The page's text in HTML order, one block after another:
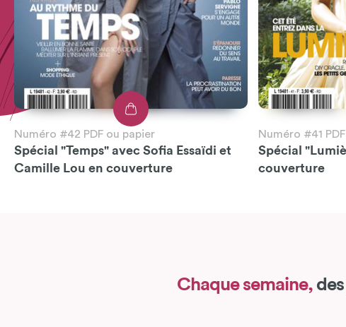
Numéro #42 PDF ou papier
Spécial "Temps" avec Sofia Essaïdi et
Camille Lou en couverture
Numéro #41
Spécial
couverture
Chaque semaine,des